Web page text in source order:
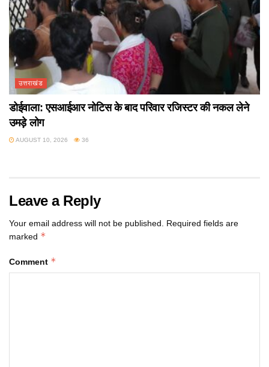
उत्तराखंड
डोईवाला: एसआईआर नोटिस के बाद परिवार रजिस्टर की नकल लेने
उमड़े लोग
AUGUST 10, 2026 36
Leave a Reply
Your email address will not be published. Required fields are
marked *
Comment *